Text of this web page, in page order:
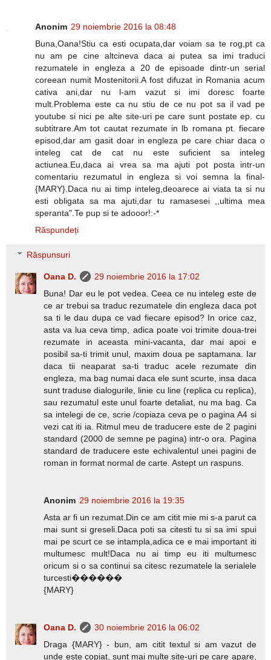
Anonim 29 noiembrie 2016 la 08:48
Buna,Oana!Stiu ca esti ocupata,dar voiam sa te rog,pt ca
nu am pe cine altcineva daca ai putea sa imi traduci
rezumatele in engleza a 20 de episoade dintr-un serial
coreean numit Mostenitorii.A fost difuzat in Romania acum
cativa ani,dar nu l-am vazut si imi doresc foarte
mult.Problema este ca nu stiu de ce nu pot sa il vad pe
youtube si nici pe alte site-uri pe care sunt postate ep. cu
subtitrare.Am tot cautat rezumate in lb romana pt. fiecare
episod,dar am gasit doar in engleza pe care chiar daca o
inteleg cat de cat nu este suficient sa inteleg
actiunea.Eu,daca ai vrea sa ma ajuti pot posta intr-un
comentariu rezumatul in engleza si voi semna la final-
{MARY}.Daca nu ai timp inteleg,deoarece ai viata ta si nu
esti obligata sa ma ajuti,dar tu ramasesei ,,ultima mea
speranta".Te pup si te adooor!:-*
Răspundeți
Răspunsuri
Oana D.
29 noiembrie 2016 la 17:02
Buna! Dar eu le pot vedea. Ceea ce nu inteleg este de
ce ar trebui sa traduc rezumatele din engleza daca pot
sa ti le dau dupa ce vad fiecare episod? In orice caz,
asta va lua ceva timp, adica poate voi trimite doua-trei
rezumate in aceasta mini-vacanta, dar mai apoi e
posibil sa-ti trimit unul, maxim doua pe saptamana. Iar
daca tii neaparat sa-ti traduc acele rezumate din
engleza, ma bag numai daca ele sunt scurte, insa daca
sunt traduse dialogurile, linie cu line (replica cu replica),
sau rezumatul este unul foarte detaliat, nu ma bag. Ca
sa intelegi de ce, scrie /copiaza ceva pe o pagina A4 si
vezi cat iti ia. Ritmul meu de traducere este de 2 pagini
standard (2000 de semne pe pagina) intr-o ora. Pagina
standard de traducere este echivalentul unei pagini de
roman in format normal de carte. Astept un raspuns.
Anonim 29 noiembrie 2016 la 19:35
Asta ar fi un rezumat.Din ce am citit mie mi s-a parut ca
mai sunt si greseli.Daca poti sa citesti tu si sa imi spui
mai pe scurt ce se intampla,adica ce e mai important iti
multumesc mult!Daca nu ai timp eu iti multumesc
oricum si o sa continui sa citesc rezumatele la serialele
turcesti������
{MARY}
Oana D.
30 noiembrie 2016 la 06:02
Draga {MARY} - bun, am citit textul si am vazut de
unde este copiat, sunt mai multe site-uri pe care apare,